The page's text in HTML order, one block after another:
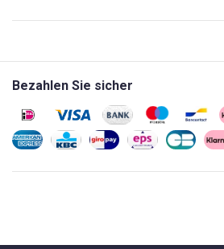
Bezahlen Sie sicher